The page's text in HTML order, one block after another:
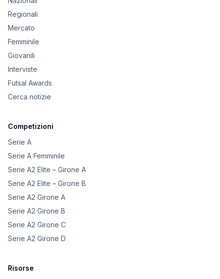
Regionali
Mercato
Femminile
Giovanili
Interviste
Futsal Awards
Cerca notizie
Competizioni
Serie A
Serie A Femminile
Serie A2 Elite – Girone A
Serie A2 Elite – Girone B
Serie A2 Girone A
Serie A2 Girone B
Serie A2 Girone C
Serie A2 Girone D
Risorse